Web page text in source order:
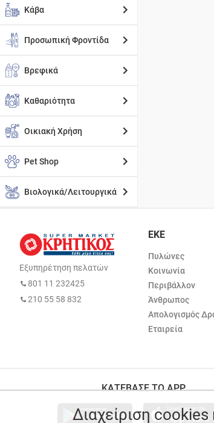
Κάβα
Προσωπική Φροντίδα
Βρεφικά
Καθαριότητα
Οικιακή Χρήση
Pet Shop
Βιολογικά/Λειτουργικά
Εξυπηρέτηση πελατών
801 11 232425
210 55 58 832
ΕΚΕ
Πυλώνες
Κοινωνία
Περιβάλλον
Άνθρωπος
Απολογισμός
Εταιρεία
ΚΑΤΕΒΑΣΕ ΤΟ APP
Διαχείριση